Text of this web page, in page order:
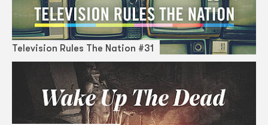
Television Rules The Nation #31